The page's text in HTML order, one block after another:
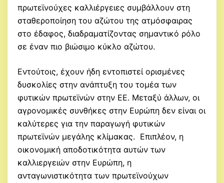
πρωτεϊνούχες καλλιέργειες συμβάλλουν στη
σταθεροποίηση του αζώτου της ατμόσφαιρας
στο έδαφος, διαδραματίζοντας σημαντικό ρόλο
σε έναν πιο βιώσιμο κύκλο αζώτου.
Εντούτοις, έχουν ήδη εντοπιστεί ορισμένες
δυσκολίες στην ανάπτυξη του τομέα των
φυτικών πρωτεϊνών στην ΕΕ. Μεταξύ άλλων, οι
αγρονομικές συνθήκες στην Ευρώπη δεν είναι οι
καλύτερες για την παραγωγή φυτικών
πρωτεϊνών μεγάλης κλίμακας. Επιπλέον, η
οικονομική αποδοτικότητα αυτών των
καλλιεργειών στην Ευρώπη, η
ανταγωνιστικότητα των πρωτεϊνούχων